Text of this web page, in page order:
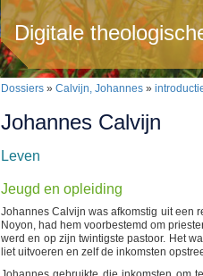
Digitale
Dossiers » Calvijn, Johannes »
Johannes Calvijn
Leven
Jeugd en opleiding
Johannes Calvijn was afkomstig uit een
Noyon, had hem voorbestemd om
werd en op zijn twintigste pastoor. Het
liet uitvoeren en zelf de inkomsten